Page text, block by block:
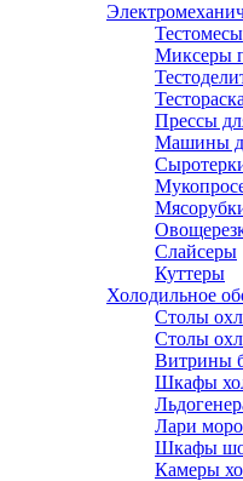
Тестомесы
Миксеры
Прессы
Машины
Слайсеры
Куттеры
Холодильное
Столы
Столы
Витрины
Шкафы
Лари
Шкафы
Камеры